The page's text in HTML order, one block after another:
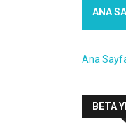
ANA
Ana
BETA